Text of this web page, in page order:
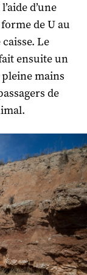
d’une
de U au
Le
ensuite un
pleine mains
de